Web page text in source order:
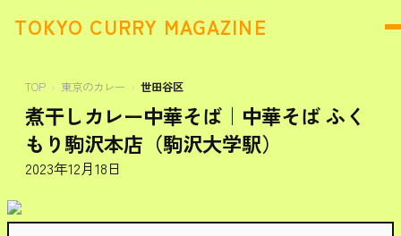
TOKYO CURRY MAGAZINE
TOP 東京のカレー 世田谷区
煮干しカレー中華そば｜中華そば ふく
もり駒沢本店（駒沢大学駅）
2023年12月18日